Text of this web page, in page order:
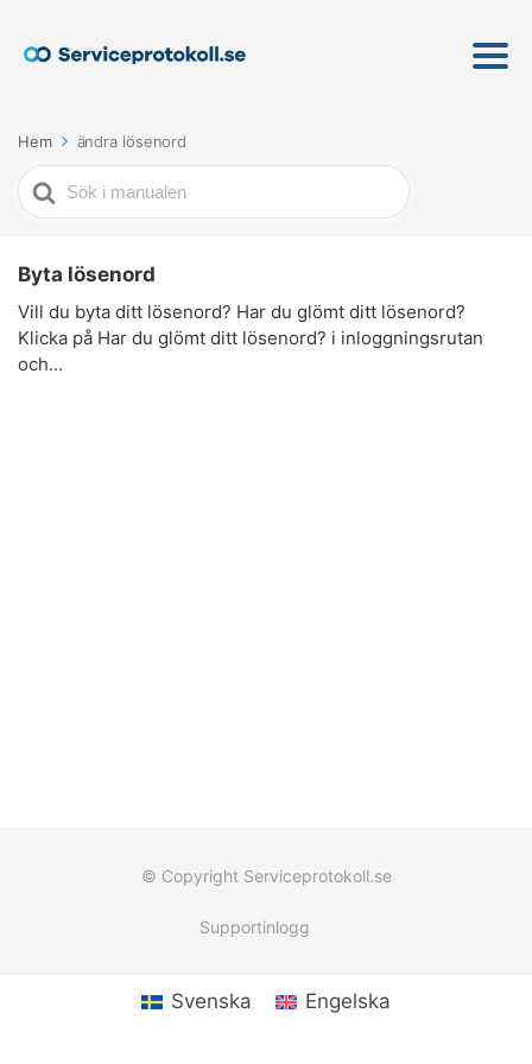
Hem ändra lösenord
Söker
efter
Byta lösenord
Vill du byta ditt lösenord? Har du glömt ditt lösenord?
Klicka på Har du glömt ditt lösenord? i inloggningsrutan
och...
© Copyright Serviceprotokoll.se
Supportinlogg
Svenska Engelska